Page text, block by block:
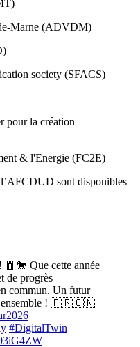
Marne (ADVDM)
society (SFACS)
pour la création
& l'Energie (FC2E)
sont disponibles
Que cette année
de progrès
commun. Un futur
ensemble ! 🇫🇷🇨🇳
#DigitalTwin